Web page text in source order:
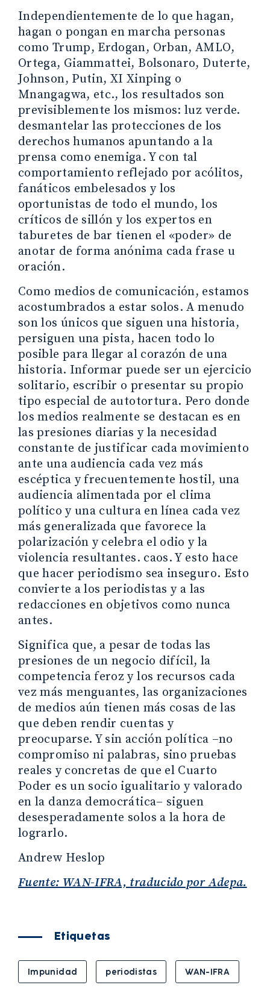
Independientemente de lo que hagan,
hagan o pongan en marcha personas
como Trump, Erdogan, Orban, AMLO,
Ortega, Giammattei, Bolsonaro, Duterte,
Johnson, Putin, XI Xinping o
Mnangagwa, etc., los resultados son
previsiblemente los mismos: luz verde.
desmantelar las protecciones de los
derechos humanos apuntando a la
prensa como enemiga. Y con tal
comportamiento reflejado por acólitos,
fanáticos embelesados ​​y los
oportunistas de todo el mundo, los
críticos de sillón y los expertos en
taburetes de bar tienen el «poder» de
anotar de forma anónima cada frase u
oración.
Como medios de comunicación, estamos
acostumbrados a estar solos. A menudo
son los únicos que siguen una historia,
persiguen una pista, hacen todo lo
posible para llegar al corazón de una
historia. Informar puede ser un ejercicio
solitario, escribir o presentar su propio
tipo especial de autotortura. Pero donde
los medios realmente se destacan es en
las presiones diarias y la necesidad
constante de justificar cada movimiento
ante una audiencia cada vez más
escéptica y frecuentemente hostil, una
audiencia alimentada por el clima
político y una cultura en línea cada vez
más generalizada que favorece la
polarización y celebra el odio y la
violencia resultantes. caos. Y esto hace
que hacer periodismo sea inseguro. Esto
convierte a los periodistas y a las
redacciones en objetivos como nunca
antes.
Significa que, a pesar de todas las
presiones de un negocio difícil, la
competencia feroz y los recursos cada
vez más menguantes, las organizaciones
de medios aún tienen más cosas de las
que deben rendir cuentas y
preocuparse. Y sin acción política –no
compromiso ni palabras, sino pruebas
reales y concretas de que el Cuarto
Poder es un socio igualitario y valorado
en la danza democrática– siguen
desesperadamente solos a la hora de
lograrlo.
Andrew Heslop
Fuente: WAN-IFRA, traducido por Adepa.
Etiquetas
Impunidad periodistas WAN-IFRA